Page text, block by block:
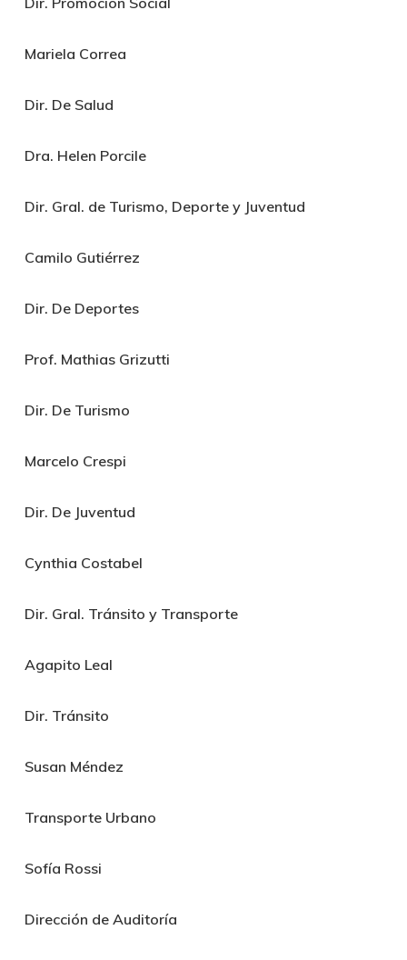
Mariela Correa
Dir. De Salud
Dra. Helen Porcile
Dir. Gral. de Turismo, Deporte y Juventud
Camilo Gutiérrez
Dir. De Deportes
Prof. Mathias Grizutti
Dir. De Turismo
Marcelo Crespi
Dir. De Juventud
Cynthia Costabel
Dir. Gral. Tránsito y Transporte
Agapito Leal
Dir. Tránsito
Susan Méndez
Transporte Urbano
Sofía Rossi
Dirección de Auditoría